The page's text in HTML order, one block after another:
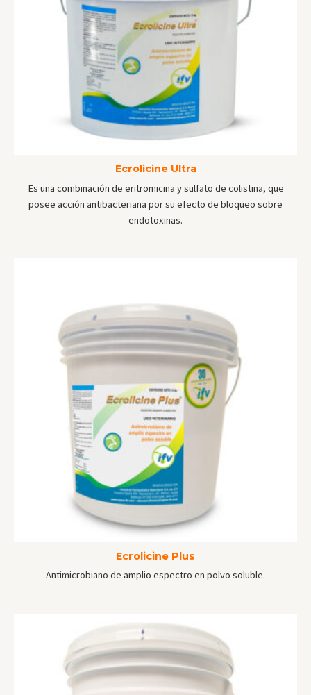
Ecrolicine Ultra
Es una combinación de eritromicina y sulfato de colistina, que
posee acción antibacteriana por su efecto de bloqueo sobre
endotoxinas.
Ecrolicine Plus
Antimicrobiano de amplio espectro en polvo soluble.